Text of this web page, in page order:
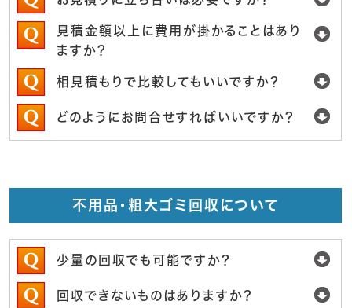
見積金額以上に費用が掛かることはあり
ますか？
相見積もりで比較してもいいですか？
どのようにお問合せすればいいですか？
不用品・粗大ゴミ回収について
少量の回収でも可能ですか？
回収できないものはありますか？